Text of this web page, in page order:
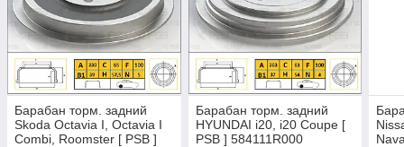
Барабан торм. задний
Skoda Octavia I, Octavia I
Combi, Roomster [ PSB ]
Барабан торм. задний
HYUNDAI i20, i20 Coupe [
PSB ] 584111R000